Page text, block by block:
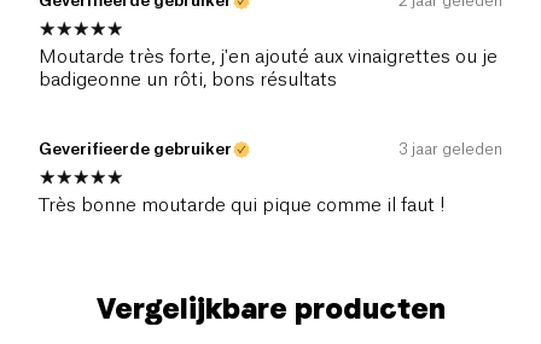
Moutarde très forte, j'en ajouté aux vinaigrettes ou je
badigeonne un rôti, bons résultats
Geverifieerde gebruiker 3 jaar geleden
Très bonne moutarde qui pique comme il faut !
Vergelijkbare producten